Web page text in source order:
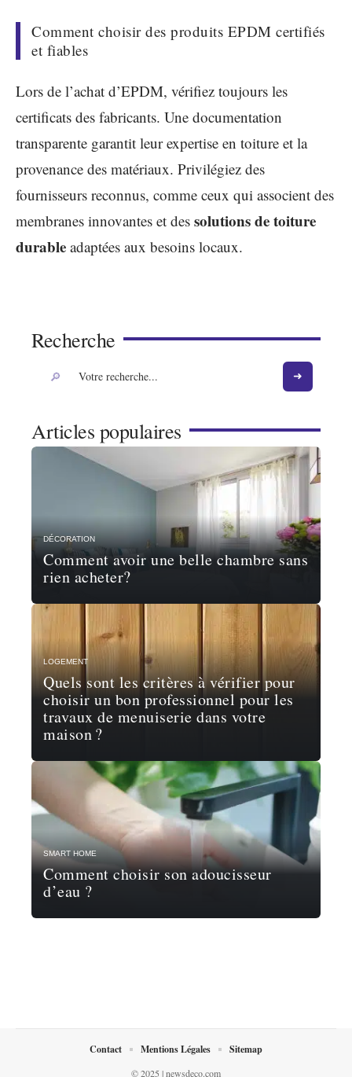
Comment choisir des produits EPDM certifiés
et fiables
Lors de l’achat d’EPDM, vérifiez toujours les
certificats des fabricants. Une documentation
transparente garantit leur expertise en toiture et la
provenance des matériaux. Privilégiez des
fournisseurs reconnus, comme ceux qui associent des
membranes innovantes et des solutions de toiture
durable adaptées aux besoins locaux.
Recherche
Articles populaires
DÉCORATION
Comment avoir une belle chambre sans
rien acheter?
LOGEMENT
Quels sont les critères à vérifier pour
choisir un bon professionnel pour les
travaux de menuiserie dans votre
maison ?
SMART HOME
Comment choisir son adoucisseur
d’eau ?
© 2025 | newsdeco.com
Contact Mentions Légales Sitemap